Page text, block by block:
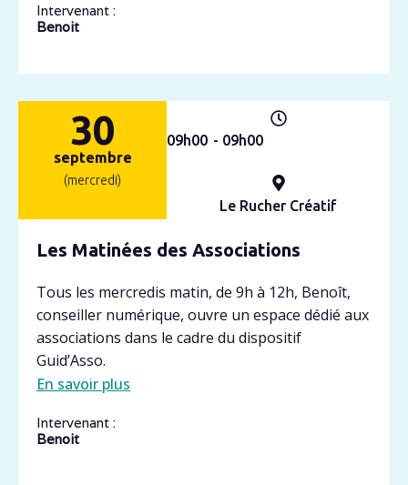
Intervenant :
Benoit
30
septembre
(mercredi)
09h00 - 09h00
Le Rucher Créatif
Les Matinées des Associations
Tous les mercredis matin, de 9h à 12h, Benoît,
conseiller numérique, ouvre un espace dédié aux
associations dans le cadre du dispositif
Guid’Asso.
En savoir plus
Intervenant :
Benoit